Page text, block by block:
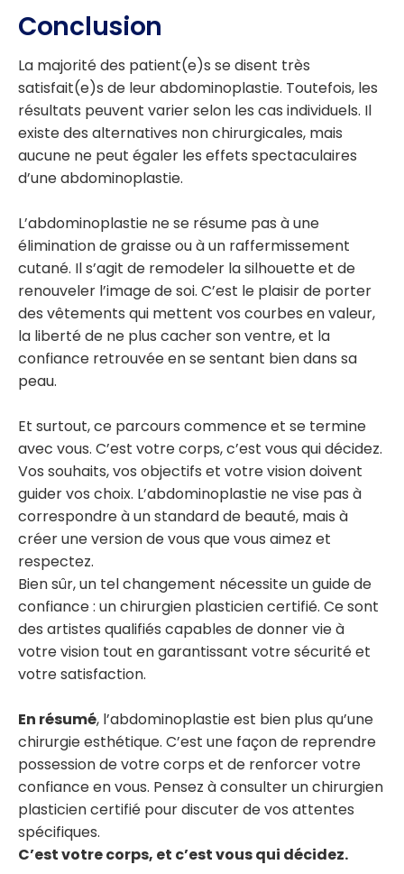
Conclusion
La majorité des patient(e)s se disent très
satisfait(e)s de leur abdominoplastie. Toutefois, les
résultats peuvent varier selon les cas individuels. Il
existe des alternatives non chirurgicales, mais
aucune ne peut égaler les effets spectaculaires
d’une abdominoplastie.
L’abdominoplastie ne se résume pas à une
élimination de graisse ou à un raffermissement
cutané. Il s’agit de remodeler la silhouette et de
renouveler l’image de soi. C’est le plaisir de porter
des vêtements qui mettent vos courbes en valeur,
la liberté de ne plus cacher son ventre, et la
confiance retrouvée en se sentant bien dans sa
peau.
Et surtout, ce parcours commence et se termine
avec vous. C’est votre corps, c’est vous qui décidez.
Vos souhaits, vos objectifs et votre vision doivent
guider vos choix. L’abdominoplastie ne vise pas à
correspondre à un standard de beauté, mais à
créer une version de vous que vous aimez et
respectez.
Bien sûr, un tel changement nécessite un guide de
confiance : un chirurgien plasticien certifié. Ce sont
des artistes qualifiés capables de donner vie à
votre vision tout en garantissant votre sécurité et
votre satisfaction.
En résumé, l’abdominoplastie est bien plus qu’une
chirurgie esthétique. C’est une façon de reprendre
possession de votre corps et de renforcer votre
confiance en vous. Pensez à consulter un chirurgien
plasticien certifié pour discuter de vos attentes
spécifiques.
C’est votre corps, et c’est vous qui décidez.